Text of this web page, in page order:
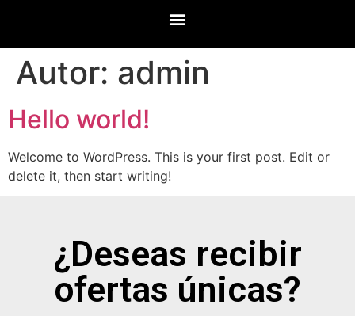
Autor: admin
Hello world!
Welcome to WordPress. This is your first post. Edit or
delete it, then start writing!
¿Deseas recibir
ofertas únicas?